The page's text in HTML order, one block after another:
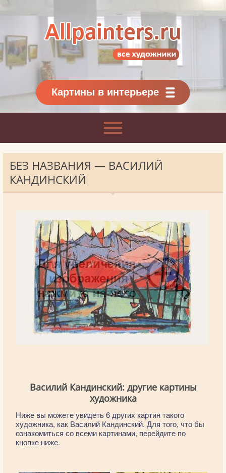
Картины классиков
и современников
Картины в интерьере
БЕЗ НАЗВАНИЯ — ВАСИЛИЙ
КАНДИНСКИЙ
Василий Кандинский: другие картины
художника
Ниже вы можете увидеть 6 других картин такого
художника, как Василий Кандинский. Для того, что бы
ознакомиться со всеми картинами, перейдите по
кнопке ниже.